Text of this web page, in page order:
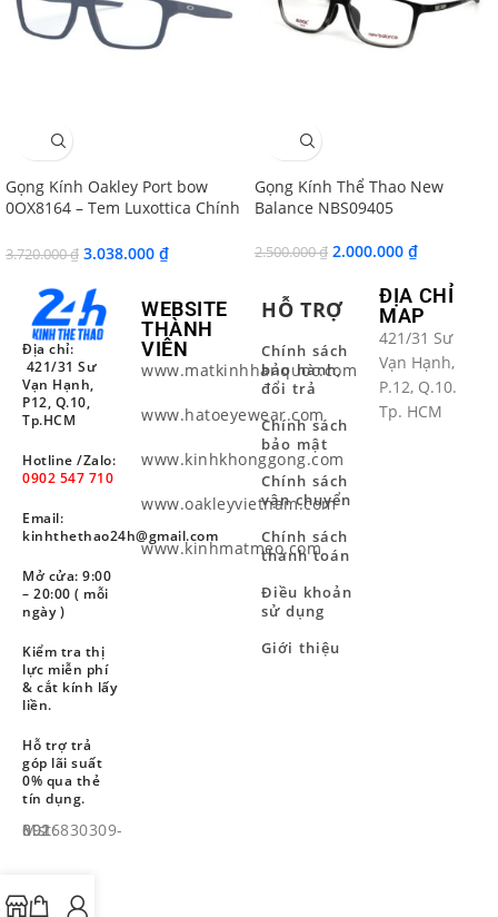
Gọng Kính Oakley Port bow
0OX8164 – Tem Luxottica Chính
3.720.000₫ 3.038.000 ₫
Gọng Kính Thể Thao New
Balance NBS09405
2.500.000₫ 2.000.000 ₫
Địa chỉ:
421/31 Sư
Vạn Hạnh,
P12, Q.10,
Tp.HCM
Hotline /Zalo:
0902 547 710
Email:
kinhthethao24h@gmail.com
Mở cửa: 9:00
– 20:00 ( mỗi
ngày )
Kiểm tra thị
lực miễn phí
& cắt kính lấy
liền.
Hỗ trợ trả
góp lãi suất
0% qua thẻ
tín dụng.
Mst: 8926830309-001
WEBSITE
THÀNH
VIÊN
www.matkinhhanquoc.com
www.hatoeyewear.com
www.kinhkhonggong.com
www.oakleyvietnam.com
www.kinhmatmeo.com
HỖ TRỢ
Chính sách
bảo hành,
đổi trả
Chính sách
bảo mật
Chính sách
vận chuyển
Chính sách
thanh toán
Điều khoản
sử dụng
Giới thiệu
ĐỊA CHỈ
MAP
421/31 Sư
Vạn Hạnh,
P.12, Q.10.
Tp. HCM